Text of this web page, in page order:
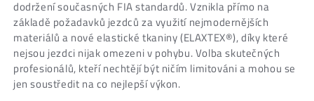
dodržení současných FIA standardů. Vznikla přímo na
základě požadavků jezdců za využití nejmodernějších
materiálů a nové elastické tkaniny (ELAXTEX®), díky které
nejsou jezdci nijak omezeni v pohybu. Volba skutečných
profesionálů, kteří nechtějí být ničím limitováni a mohou se
jen soustředit na co nejlepší výkon.